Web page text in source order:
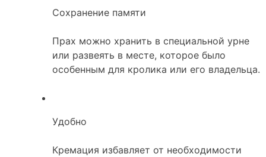
Сохранение памяти
Прах можно хранить в специальной урне
или развеять в месте, которое было
особенным для кролика или его владельца.
Удобно
Кремация избавляет от необходимости